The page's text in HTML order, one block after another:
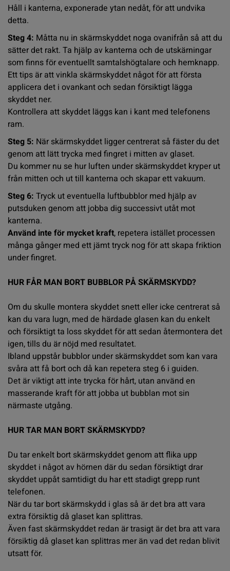
Håll i kanterna, exponerade ytan nedåt, för att undvika
detta.
Steg 4: Måtta nu in skärmskyddet noga ovanifrån så att du
sätter det rakt. Ta hjälp av kanterna och de utskärningar
som finns för eventuellt samtalshögtalare och hemknapp.
Ett tips är att vinkla skärmskyddet något för att första
applicera det i ovankant och sedan försiktigt lägga
skyddet ner.
Kontrollera att skyddet läggs kan i kant med telefonens
ram.
Steg 5: När skärmskyddet ligger centrerat så fäster du det
genom att lätt trycka med fingret i mitten av glaset.
Du kommer nu se hur luften under skärmskyddet kryper ut
från mitten och ut till kanterna och skapar ett vakuum.
Steg 6: Tryck ut eventuella luftbubblor med hjälp av
putsduken genom att jobba dig successivt utåt mot
kanterna.
Använd inte för mycket kraft, repetera istället processen
många gånger med ett jämt tryck nog för att skapa friktion
under fingret.
HUR FÅR MAN BORT BUBBLOR PÅ SKÄRMSKYDD?
Om du skulle montera skyddet snett eller icke centrerat så
kan du vara lugn, med de härdade glasen kan du enkelt
och försiktigt ta loss skyddet för att sedan återmontera det
igen, tills du är nöjd med resultatet.
Ibland uppstår bubblor under skärmskyddet som kan vara
svåra att få bort och då kan repetera steg 6 i guiden.
Det är viktigt att inte trycka för hårt, utan använd en
masserande kraft för att jobba ut bubblan mot sin
närmaste utgång.
HUR TAR MAN BORT SKÄRMSKYDD?
Du tar enkelt bort skärmskyddet genom att flika upp
skyddet i något av hörnen där du sedan försiktigt drar
skyddet uppåt samtidigt du har ett stadigt grepp runt
telefonen.
När du tar bort skärmskydd i glas så är det bra att vara
extra försiktig då glaset kan splittras.
Även fast skärmskyddet redan är trasigt är det bra att vara
försiktig då glaset kan splittras mer än vad det redan blivit
utsatt för.